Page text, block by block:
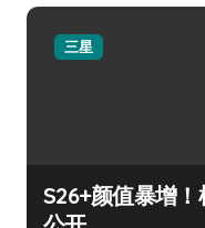
三星
S26+颜值暴增